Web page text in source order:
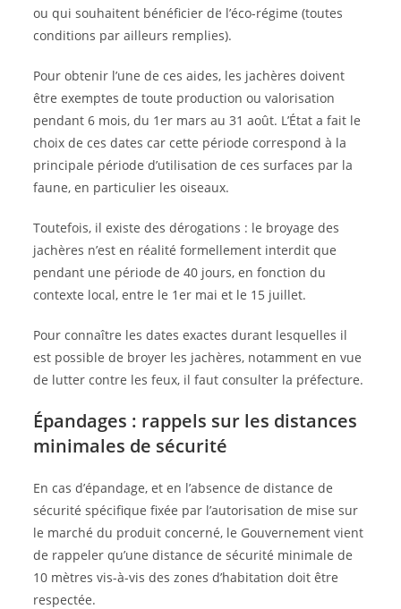
ou qui souhaitent bénéficier de l’éco-régime (toutes
conditions par ailleurs remplies).
Pour obtenir l’une de ces aides, les jachères doivent
être exemptes de toute production ou valorisation
pendant 6 mois, du 1er mars au 31 août. L’État a fait le
choix de ces dates car cette période correspond à la
principale période d’utilisation de ces surfaces par la
faune, en particulier les oiseaux.
Toutefois, il existe des dérogations : le broyage des
jachères n’est en réalité formellement interdit que
pendant une période de 40 jours, en fonction du
contexte local, entre le 1er mai et le 15 juillet.
Pour connaître les dates exactes durant lesquelles il
est possible de broyer les jachères, notamment en vue
de lutter contre les feux, il faut consulter la préfecture.
Épandages : rappels sur les distances
minimales de sécurité
En cas d’épandage, et en l’absence de distance de
sécurité spécifique fixée par l’autorisation de mise sur
le marché du produit concerné, le Gouvernement vient
de rappeler qu’une distance de sécurité minimale de
10 mètres vis-à-vis des zones d’habitation doit être
respectée.